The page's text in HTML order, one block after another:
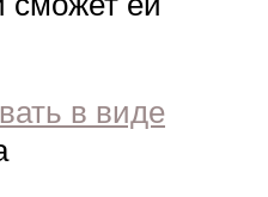
в виде